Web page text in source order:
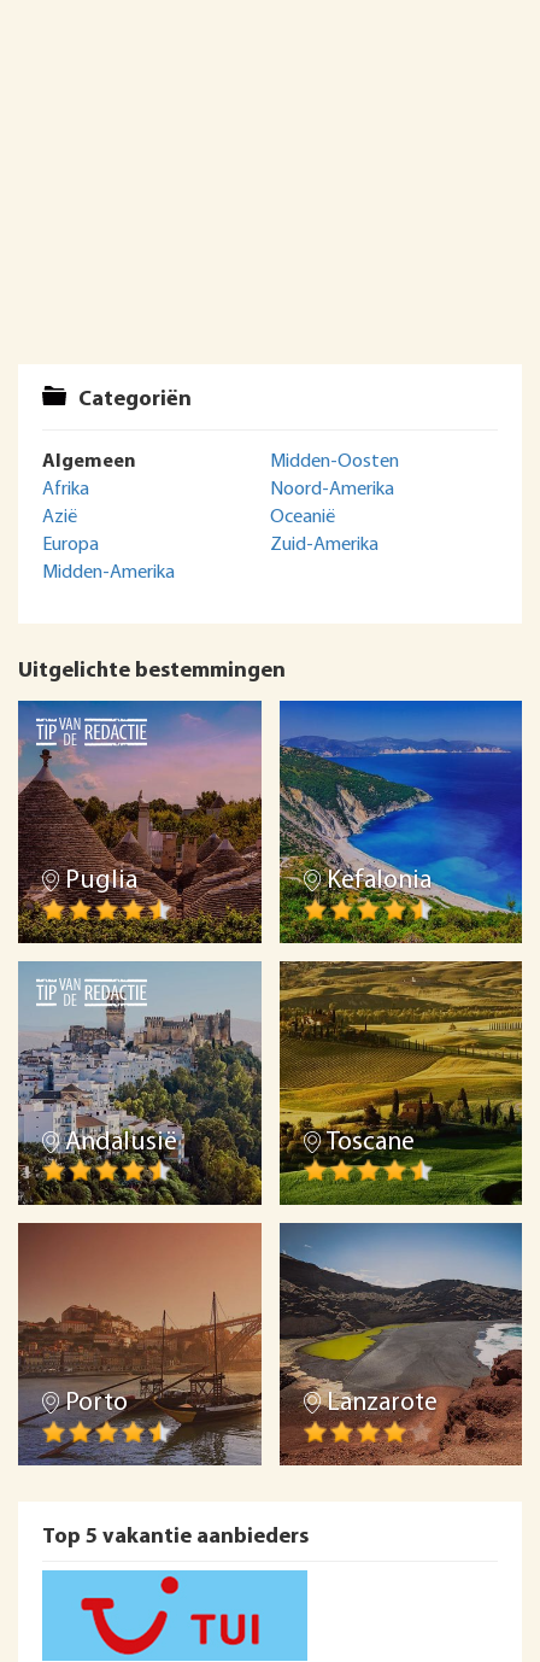
Categoriën
Algemeen
Afrika
Azië
Europa
Midden-Amerika
Midden-Oosten
Noord-Amerika
Oceanië
Zuid-Amerika
Uitgelichte bestemmingen
Puglia Kefalonia
Andalusië Toscane
Porto Lanzarote
Top 5 vakantie aanbieders